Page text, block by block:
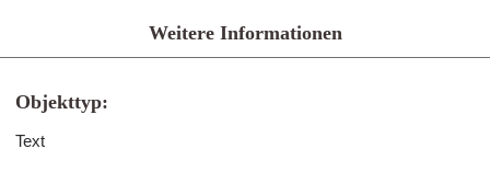
Weitere Informationen
Objekttyp:
Text